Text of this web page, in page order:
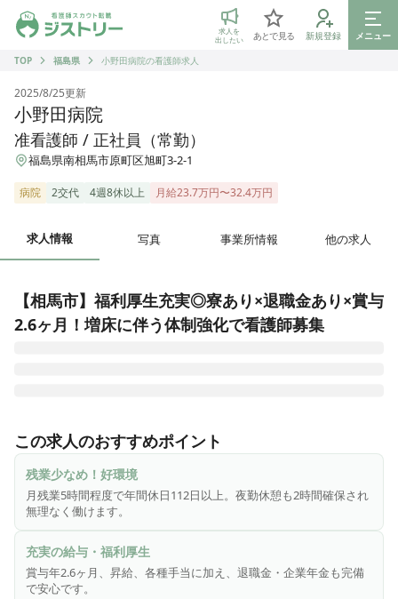
ジストリー 看護師の転職マッチング
求人を
出したい
あとで見る 新規登録
メニュー
TOP
福島県 小野田病院の看護師求人
2025/8/25更新
小野田病院
准看護師 / 正社員（常勤）
福島県南相馬市原町区旭町3-2-1
病院 2交代 4週8休以上 月給23.7万円〜32.4万円
求人情報 写真 事業所情報 他の求人
【相馬市】福利厚生充実◎寮あり×退職金あり×賞与
2.6ヶ月！増床に伴う体制強化で看護師募集
救急から慢性期まで幅広く対応しています。
このたび増床に伴い看護体制を強化するためスタッフを募集
中です！
理念は「癒しの心」「生きがい」「働きがい」
患者さんもスタッフも大切にしています！
＜＜おすすめポイント＞＞
📍年間休日112日＆残業ほぼゼロ！働きやすさ抜群
この求人のおすすめポイント
残業少なめ！好環境
月残業5時間程度で年間休日112日以上。夜勤休憩も2時間確保され
無理なく働けます。
充実の給与・福利厚生
賞与年2.6ヶ月、昇給、各種手当に加え、退職金・企業年金も完備
で安心です。